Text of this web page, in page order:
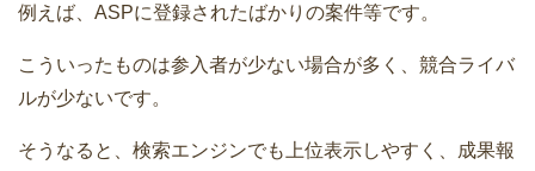
例えば、ASPに登録されたばかりの案件等です。
こういったものは参入者が少ない場合が多く、競合ライバ
ルが少ないです。
そうなると、検索エンジンでも上位表示しやすく、成果報